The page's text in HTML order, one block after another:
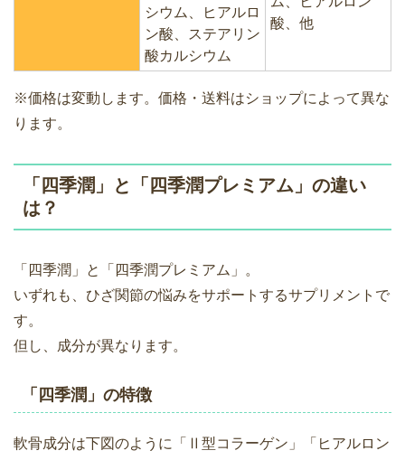
シウム、ヒアルロ
ン酸、ステアリン
酸カルシウム
酸、他
※価格は変動します。価格・送料はショップによって異な
ります。
「四季潤」と「四季潤プレミアム」の違い
は？
「四季潤」と「四季潤プレミアム」。
いずれも、ひざ関節の悩みをサポートするサプリメントで
す。
但し、成分が異なります。
「四季潤」の特徴
軟骨成分は下図のように「Ⅱ型コラーゲン」「ヒアルロン